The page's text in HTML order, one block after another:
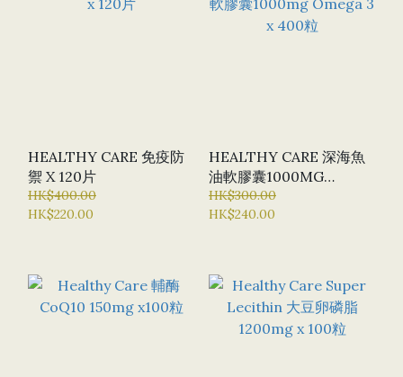
HEALTHY CARE 免疫防
禦 X 120片
HK$400.00
HK$220.00
HEALTHY CARE 深海魚
油軟膠囊1000MG
OMEGA 3 X 400粒
HK$300.00
HK$240.00